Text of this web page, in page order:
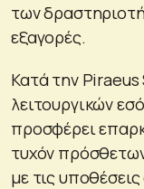
των
εξαγορές.
Κατά την
λειτουργικών
προσφέρει
τυχόν
με τις